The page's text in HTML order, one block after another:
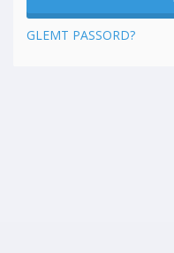
GLEMT PASSORD?